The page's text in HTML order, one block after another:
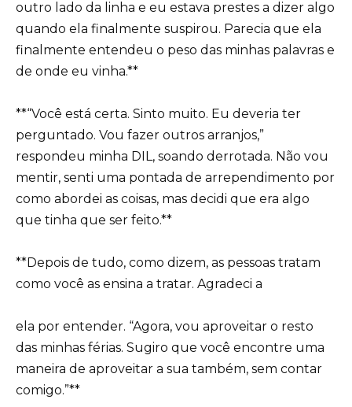
outro lado da linha e eu estava prestes a dizer algo
quando ela finalmente suspirou. Parecia que ela
finalmente entendeu o peso das minhas palavras e
de onde eu vinha.**
**“Você está certa. Sinto muito. Eu deveria ter
perguntado. Vou fazer outros arranjos,”
respondeu minha DIL, soando derrotada. Não vou
mentir, senti uma pontada de arrependimento por
como abordei as coisas, mas decidi que era algo
que tinha que ser feito.**
**Depois de tudo, como dizem, as pessoas tratam
como você as ensina a tratar. Agradeci a
ela por entender. “Agora, vou aproveitar o resto
das minhas férias. Sugiro que você encontre uma
maneira de aproveitar a sua também, sem contar
comigo.”**